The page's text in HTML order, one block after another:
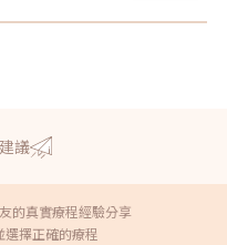
議
的真實療程經驗分享
擇正確的療程